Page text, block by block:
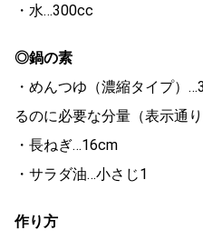
・水…300cc
◎鍋の素
・めんつゆ（濃縮タイプ）
るのに必要な分量（表示通り
・長ねぎ…16cm
・サラダ油…小さじ1
作り方